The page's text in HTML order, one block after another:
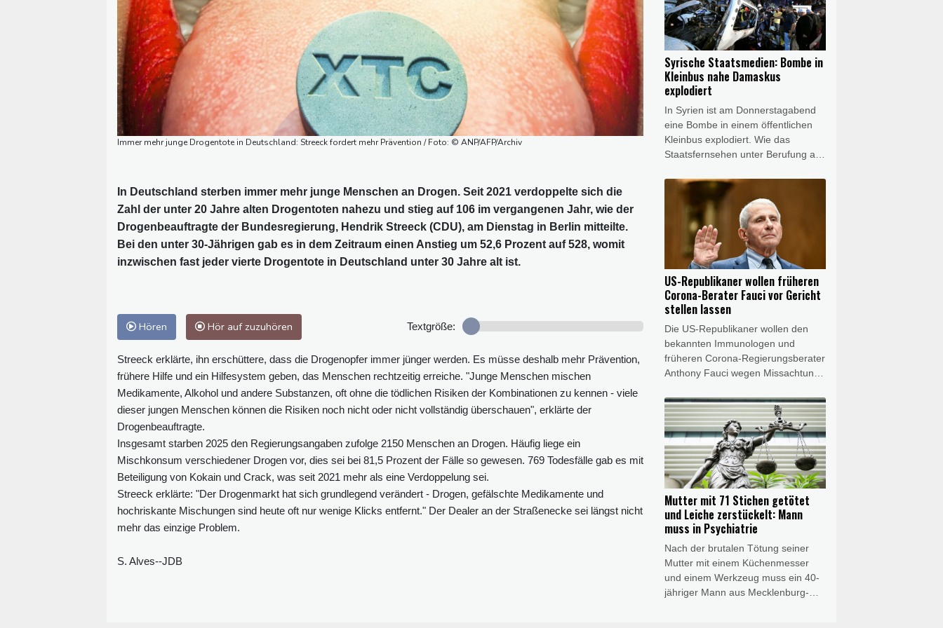
Immer mehr junge Drogentote in Deutschland: Streeck fordert mehr Prävention / Foto: © ANP/AFP/Archiv
In Deutschland sterben immer mehr junge Menschen an Drogen. Seit 2021 verdoppelte sich die
Zahl der unter 20 Jahre alten Drogentoten nahezu und stieg auf 106 im vergangenen Jahr, wie der
Drogenbeauftragte der Bundesregierung, Hendrik Streeck (CDU), am Dienstag in Berlin mitteilte.
Bei den unter 30-Jährigen gab es in dem Zeitraum einen Anstieg um 52,6 Prozent auf 528, womit
inzwischen fast jeder vierte Drogentote in Deutschland unter 30 Jahre alt ist.
Hören Hör auf zuzuhören Textgröße:
Streeck erklärte, ihn erschüttere, dass die Drogenopfer immer jünger werden. Es müsse deshalb mehr Prävention,
frühere Hilfe und ein Hilfesystem geben, das Menschen rechtzeitig erreiche. "Junge Menschen mischen
Medikamente, Alkohol und andere Substanzen, oft ohne die tödlichen Risiken der Kombinationen zu kennen - viele
dieser jungen Menschen können die Risiken noch nicht oder nicht vollständig überschauen", erklärte der
Drogenbeauftragte.
Insgesamt starben 2025 den Regierungsangaben zufolge 2150 Menschen an Drogen. Häufig liege ein
Mischkonsum verschiedener Drogen vor, dies sei bei 81,5 Prozent der Fälle so gewesen. 769 Todesfälle gab es mit
Beteiligung von Kokain und Crack, was seit 2021 mehr als eine Verdoppelung sei.
Streeck erklärte: "Der Drogenmarkt hat sich grundlegend verändert - Drogen, gefälschte Medikamente und
hochriskante Mischungen sind heute oft nur wenige Klicks entfernt." Der Dealer an der Straßenecke sei längst nicht
mehr das einzige Problem.
S. Alves--JDB
amtliche Nachrichtenagentur Sana
am Donnerstagabend unter
Berufung auf das
Gesundheitsministerium. In der
Gegend leben vor allem Drusen und
Christen.
Syrische Staatsmedien: Bombe in
Kleinbus nahe Damaskus
explodiert
In Syrien ist am Donnerstagabend
eine Bombe in einem öffentlichen
Kleinbus explodiert. Wie das
Staatsfernsehen unter Berufung auf
ereignete sich die Explosion in
Dscharamana, einem Vorort der
Hauptstadt Damaskus. Mehrere
Krankenwagen fuhren zum Ort der
Explosion, berichtete ein Fotograf
der Nachrichtenagentur AFP. Eine
Hauptverkehrsstraße wurde für den
Verkehr gesperrt.
US-Republikaner wollen früheren
Corona-Berater Fauci vor Gericht
stellen lassen
Die US-Republikaner wollen den
bekannten Immunologen und
früheren Corona-Regierungsberater
Anthony Fauci wegen Missachtung
lassen. Ein Ausschuss des von den
Republikanern von US-Präsident
Donald Trump kontrollierten Senats
stimmte am Donnerstag für ein
entsprechendes Vorgehen.
Mutter mit 71 Stichen getötet
und Leiche zerstückelt: Mann
muss in Psychiatrie
Nach der brutalen Tötung seiner
Mutter mit einem Küchenmesser
und einem Werkzeug muss ein 40-
jähriger Mann aus Mecklenburg-